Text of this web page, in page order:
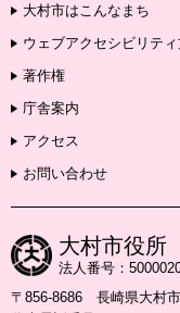
大村市はこんなまち
ウェブアクセシビリテ
著作権
庁舎案内
アクセス
お問い合わせ
大村市役所
法人番号：
〒856-8686 長崎県大村